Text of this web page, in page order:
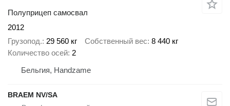
Полуприцеп самосвал
2012
Грузопод. 29 560 кг Собственный вес 8 440 кг
Количество осей 2
Бельгия, Handzame
BRAEM NV/SA